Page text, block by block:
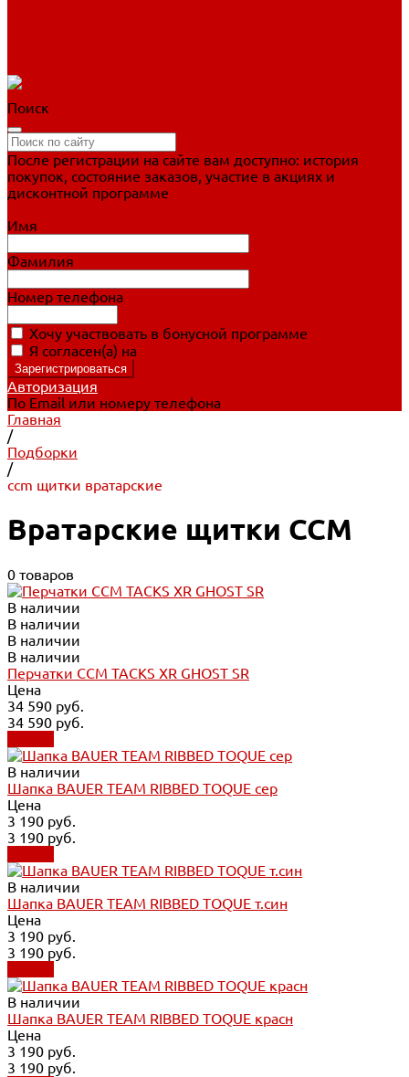
Поиск
После регистрации на сайте вам доступно: история
покупок, состояние заказов, участие в акциях и
дисконтной программе
Имя
Фамилия
Номер телефона
Хочу участвовать в бонусной программе
Я согласен(а) на
Авторизация
По Email или номеру телефона
Главная
/
Подборки
/
ccm щитки вратарские
Вратарские щитки CCM
0 товаров
В наличии
В наличии
В наличии
В наличии
Перчатки CCM TACKS XR GHOST SR
Цена
34 590 руб.
34 590 руб.
В наличии
Шапка BAUER TEAM RIBBED TOQUE сер
Цена
3 190 руб.
3 190 руб.
В наличии
Шапка BAUER TEAM RIBBED TOQUE т.син
Цена
3 190 руб.
3 190 руб.
В наличии
Шапка BAUER TEAM RIBBED TOQUE красн
Цена
3 190 руб.
3 190 руб.